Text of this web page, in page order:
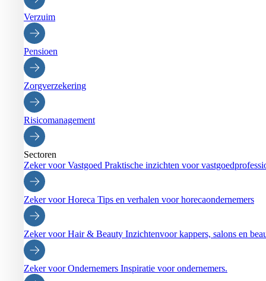
Verzuim
Pensioen
Zorgverzekering
Risicomanagement
Sectoren
Zeker voor Vastgoed Praktische inzichten voor
Zeker voor Horeca Tips en verhalen voor horecaondernemers
Zeker voor Hair & Beauty Inzichtenvoor kappers, salons en
Zeker voor Ondernemers Inspiratie voor ondernemers.